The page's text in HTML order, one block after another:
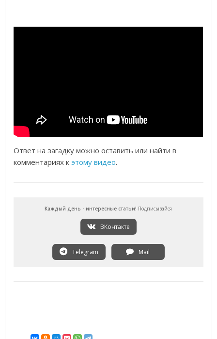
Ответ на загадку можно оставить или найти в
комментариях к этому видео.
Каждый день - интересные статьи! Подписывайся
ВКонтакте
Telegram Mail